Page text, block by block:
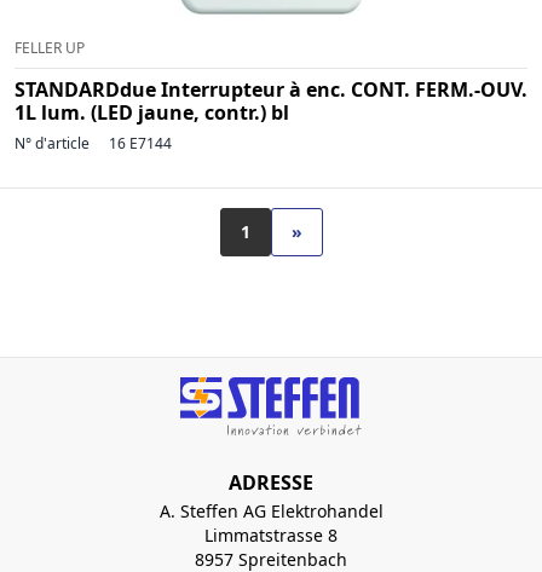
FELLER UP
STANDARDdue Interrupteur à enc. CONT. FERM.-OUV.
1L lum. (LED jaune, contr.) bl
N° d'article 16 E7144
1 »
ADRESSE
A. Steffen AG Elektrohandel
Limmatstrasse 8
8957 Spreitenbach